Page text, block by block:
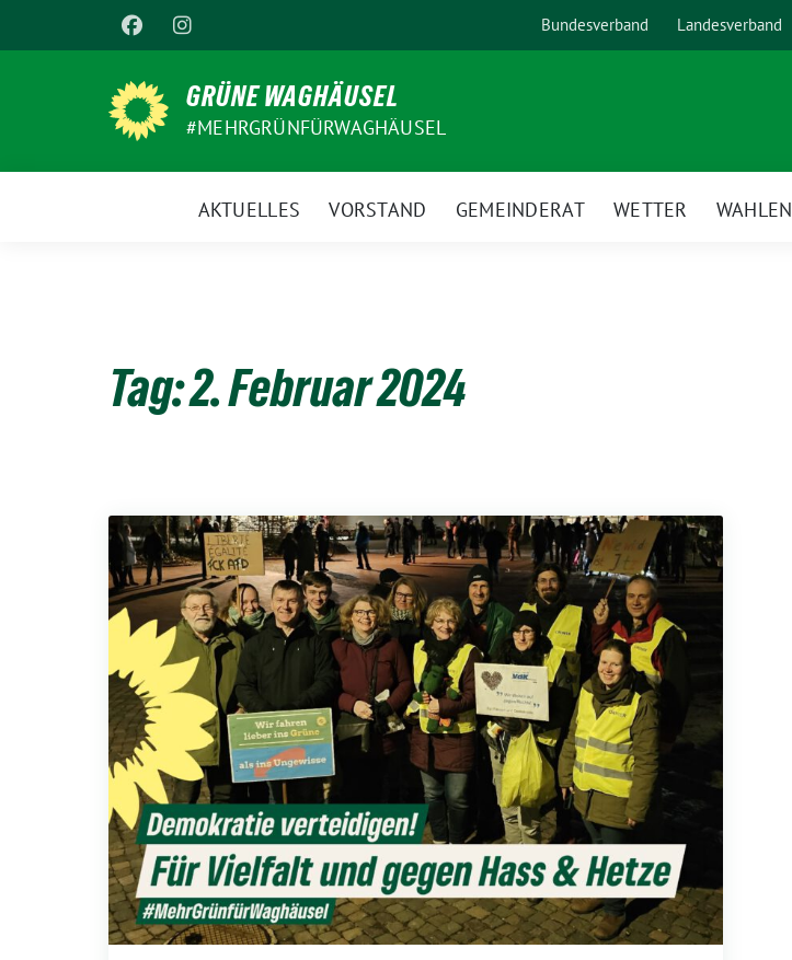
zum
Bundesverband Landesverband
GRÜNE WAGHÄUSEL
#MEHRGRÜNFÜRWAGHÄUSEL
AKTUELLES VORSTAND GEMEINDERAT WETTER WAHLEN
Tag:2. Februar 2024